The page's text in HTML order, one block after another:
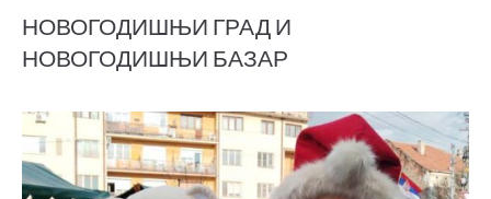
НОВОГОДИШЊИ ГРАД И
НОВОГОДИШЊИ БАЗАР